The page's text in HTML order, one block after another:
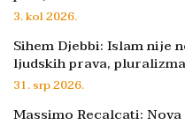
3. kol 2026.
Sihem Djebbi: Islam nije
ljudskih prava,
31. srp 2026.
Massimo Recalcati: